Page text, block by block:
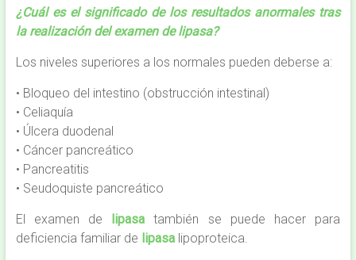
¿Cuál es el significado de los resultados anormales tras
la realización del examen de lipasa?
Los niveles superiores a los normales pueden deberse a:
• Bloqueo del intestino (obstrucción intestinal)
• Celiaquía
• Úlcera duodenal
• Cáncer pancreático
• Pancreatitis
• Seudoquiste pancreático
El examen de lipasa también se puede hacer para
deficiencia familiar de lipasalipoproteica.